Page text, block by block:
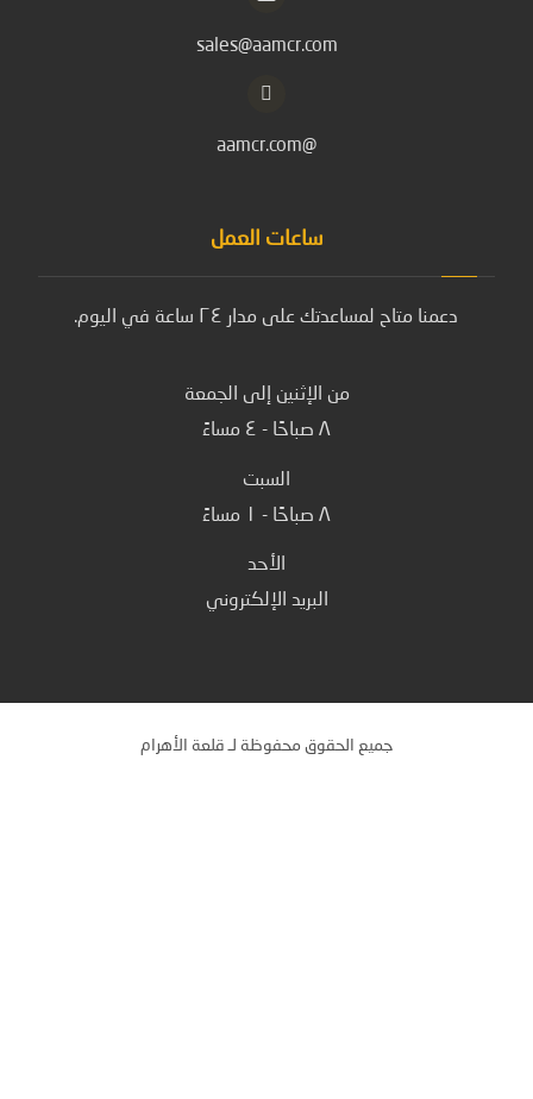
sales@aamcr.com
@aamcr.com
ساعات العمل
دعمنا متاح لمساعدتك على مدار ٢٤ ساعة في اليوم.
من الإثنين إلى الجمعة
٨ صباحًا - ٤ مساءً
السبت
٨ صباحًا - ١ مساءً
الأحد
البريد الإلكتروني
جميع الحقوق محفوظة لـ قلعة الأهرام